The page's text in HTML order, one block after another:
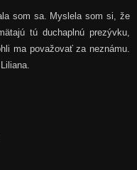
som sa. Myslela som si, že
tú duchaplnú prezývku,
ma považovať za neznámu.